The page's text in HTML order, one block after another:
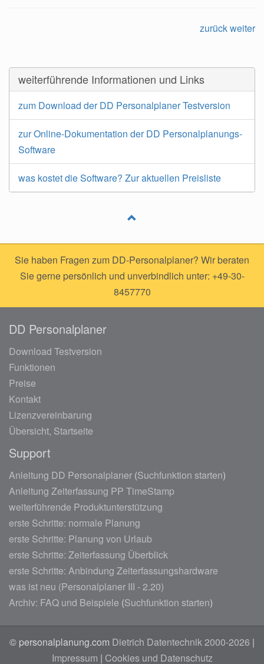
zurückweiter
weiterführende Informationen und Links
zum Download der DD Personalplaner Testversion
zur Online-Dokumentation der DD Personalplanungs-
Software
was kostet die Software? Zur aktuellen Preisliste
Sie haben Fragen zum DD-Personalplaner? Wir beraten
Sie gerne persönlich und unverbindlich unter: +49-30-
8457770
DD Personalplaner
Download Testversion
Funktionen
Preise
Kontakt
Lizenzvereinbarung
Übersicht, Startseite
Support
Anleitung DD Personalplaner (Suchfunktion starten)
Anleitung Zeiterfassung PP TimeStamp
weiterführende Produktunterstützung
erste Schritte: normale Planung
erste Schritte: Planung von Urlaub
erste Schritte: Zeiterfassung Überblick
erste Schritte: Anbindung Zeiterfassungshardware
was ist neu (Personalplaner III - 2.20)
Archiv: FAQ und Beispiele (Suchfunktion starten)
© personalplanung.com Dietrich Datentechnik 2000-2026 |
Impressum | Cookies und Datenschutz